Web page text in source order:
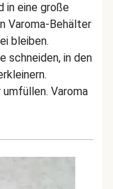
in eine große
Varoma-Behälter
bleiben.
schneiden, in den
Varoma